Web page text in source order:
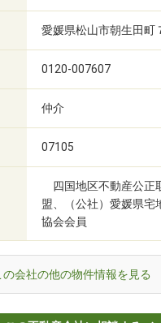
愛媛県松山市朝生田町
0120-007607
仲介
07105
四国地区不動産公正
盟、（公社）愛媛県宅
協会会員
の会社の他の物件情報を見る